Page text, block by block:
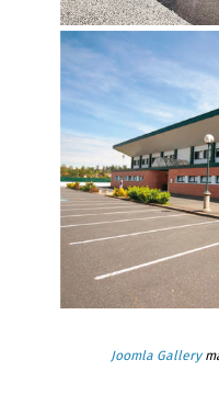
Joomla Gallery